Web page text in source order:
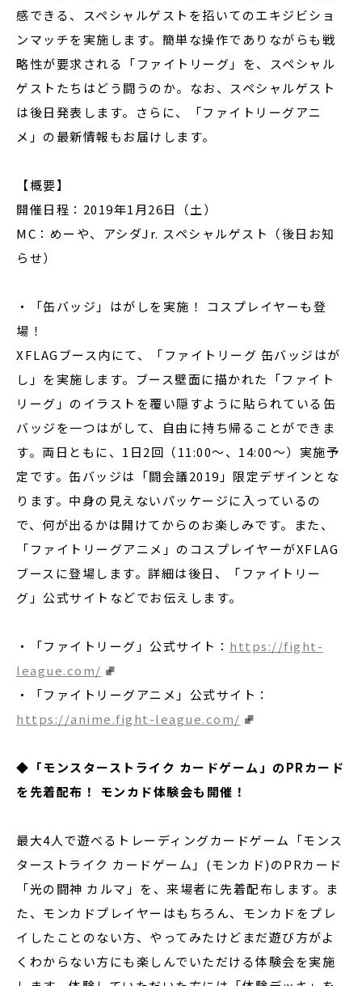
感できる、スペシャルゲストを招いてのエキジビショ
ンマッチを実施します。簡単な操作でありながらも戦
略性が要求される「ファイトリーグ」を、スペシャル
ゲストたちはどう闘うのか。なお、スペシャルゲスト
は後日発表します。さらに、「ファイトリーグアニ
メ」の最新情報もお届けします。
【概要】
開催日程：2019年1月26日（土）
MC：めーや、アシダJr. スペシャルゲスト（後日お知
らせ）
・「缶バッジ」はがしを実施！ コスプレイヤーも登
場！
XFLAGブース内にて、「ファイトリーグ 缶バッジはが
し」を実施します。ブース壁面に描かれた「ファイト
リーグ」のイラストを覆い隠すように貼られている缶
バッジを一つはがして、自由に持ち帰ることができま
す。両日ともに、1日2回（11:00～、14:00～）実施予
定です。缶バッジは「闘会議2019」限定デザインとな
ります。中身の見えないパッケージに入っているの
で、何が出るかは開けてからのお楽しみです。また、
「ファイトリーグアニメ」のコスプレイヤーがXFLAG
ブースに登場します。詳細は後日、「ファイトリー
グ」公式サイトなどでお伝えします。
・「ファイトリーグ」公式サイト： https://fight-
league.com/
・「ファイトリーグアニメ」公式サイト：
https://anime.fight-league.com/
◆「モンスターストライク カードゲーム」のPRカード
を先着配布！ モンカド体験会も開催！
最大4人で遊べるトレーディングカードゲーム「モンス
ターストライク カードゲーム」(モンカド)のPRカード
「光の闘神 カルマ」を、来場者に先着配布します。ま
た、モンカドプレイヤーはもちろん、モンカドをプレ
イしたことのない方、やってみたけどまだ遊び方がよ
くわからない方にも楽しんでいただける体験会を実施